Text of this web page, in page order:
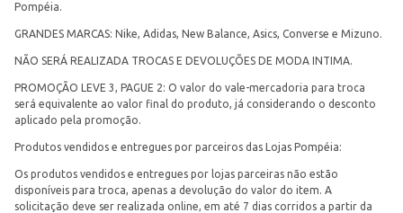
Pompéia.
GRANDES MARCAS: Nike, Adidas, New Balance, Asics, Converse e Mizuno.
NÃO SERÁ REALIZADA TROCAS E DEVOLUÇÕES DE MODA INTIMA.
PROMOÇÃO LEVE 3, PAGUE 2: O valor do vale-mercadoria para troca
será equivalente ao valor final do produto, já considerando o desconto
aplicado pela promoção.
Produtos vendidos e entregues por parceiros das Lojas Pompéia:
Os produtos vendidos e entregues por lojas parceiras não estão
disponíveis para troca, apenas a devolução do valor do item. A
solicitação deve ser realizada online, em até 7 dias corridos a partir da